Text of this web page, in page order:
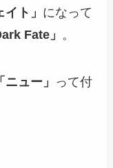
イト」 になって
Fate」 。
「ニュー」 って付